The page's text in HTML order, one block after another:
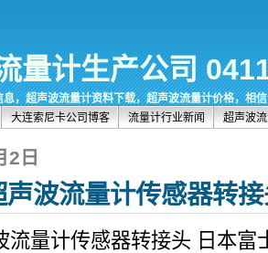
量计生产公司
息，超声波流量计资料下载，超声波流量计价格，相
大连索尼卡公司博客 流量计行业新闻 超声波
2日
声波流量计传感器转
流量计传感器转接头 日本富